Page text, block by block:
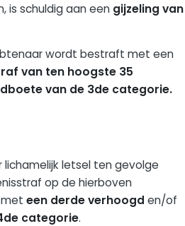
is schuldig aan een gijzeling van
wordt bestraft met een
van ten hoogste 35
van de 3de categorie.
lichamelijk letsel ten gevolge
op de hierboven
een derde verhoogd en/of
categorie.